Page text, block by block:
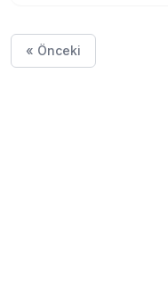
« Önceki